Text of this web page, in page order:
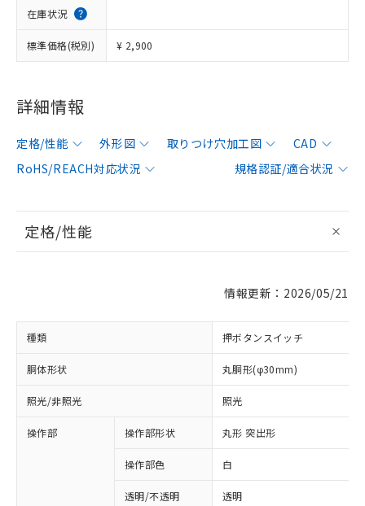
在庫状況
標準価格(税別) ¥ 2,900
詳細情報
定格/性能 外形図 取りつけ穴加工図
CAD
RoHS/REACH対応状況
規格認証/適合状況
定格/性能
情報更新：2026/05/21
種類 押ボタンスイッチ
胴体形状 丸胴形(φ30mm)
照光/非照光 照光
操作部 操作部形状 丸形 突出形
操作部色 白
透明/不透明 透明